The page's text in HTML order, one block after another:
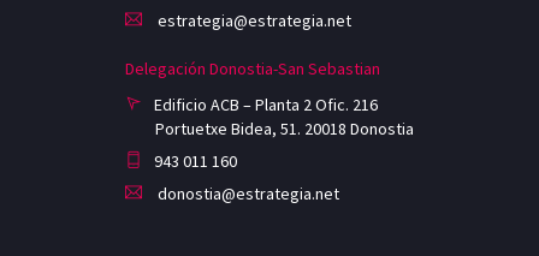
estrategia@estrategia.net
Delegación Donostia-San Sebastian
Edificio ACB – Planta 2 Ofic. 216
Portuetxe Bidea, 51. 20018 Donostia
943 011 160
donostia@estrategia.net